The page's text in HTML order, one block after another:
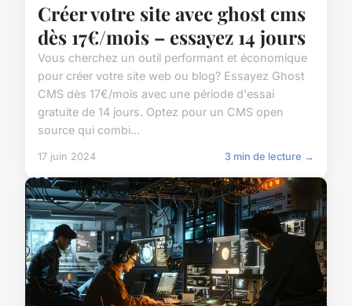
Créer votre site avec ghost cms
dès 17€/mois – essayez 14 jours
Vous cherchez un outil performant et économique
pour créer votre site web ou blog? Essayez Ghost
CMS dès 17€/mois avec une période d'essai
gratuite de 14 jours. Optez pour un CMS open
source qui combi...
17 juin 2024 3 min de lecture →